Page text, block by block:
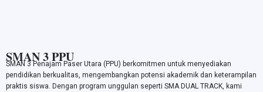
SMAN 3 PPU
SMAN 3 Penajam Paser Utara (PPU) berkomitmen untuk menyediakan
pendidikan berkualitas, mengembangkan potensi akademik dan keterampilan
praktis siswa. Dengan program unggulan seperti SMA DUAL TRACK, kami